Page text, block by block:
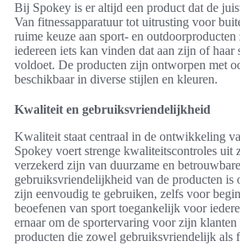
Bij Spokey is er altijd een product dat de
Van fitnessapparatuur tot uitrusting voor
ruime keuze aan sport- en
iedereen iets kan vinden dat aan zijn of haar
voldoet. De producten zijn ontworpen met
beschikbaar in diverse stijlen en kleuren.
Kwaliteit en gebruiksvriendelijkheid
Kwaliteit staat centraal in de ontwikkeling
Spokey voert strenge kwaliteitscontroles uit
verzekerd zijn van duurzame en
gebruiksvriendelijkheid van de producten is
zijn eenvoudig te gebruiken, zelfs voor
beoefenen van sport toegankelijk voor
ernaar om de sportervaring voor zijn klanten
producten die zowel gebruiksvriendelijk als